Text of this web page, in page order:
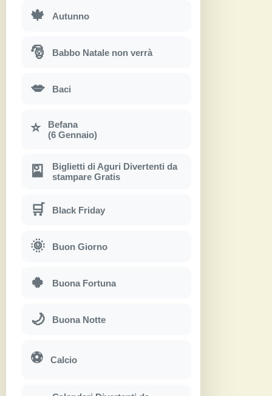
🍁 Autunno
🎅 Babbo Natale non verrà
💋 Baci
⭐
Befana
(6 Gennaio)
🎴
Biglietti di Aguri Divertenti da
stampare Gratis
🛒 Black Friday
🌞 Buon Giorno
🍀 Buona Fortuna
🌙 Buona Notte
⚽ Calcio